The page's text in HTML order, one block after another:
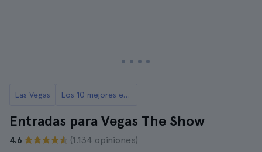
Las Vegas Los 10 mejores espectáculos en Las Vegas
Entradas para Vegas The Show
4.6
(1.134 opiniones)